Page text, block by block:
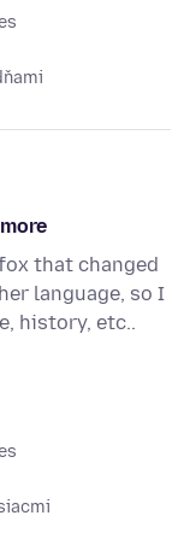
that changed
language, so I
history, etc..